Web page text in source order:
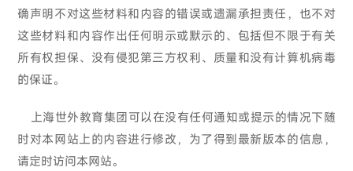
确声明不对这些材料和内容的错误或遗漏承担责任，也不对
这些材料和内容作出任何明示或默示的、包括但不限于有关
所有权担保、没有侵犯第三方权利、质量和没有计算机病毒
的保证。
上海世外教育集团可以在没有任何通知或提示的情况下随
时对本网站上的内容进行修改，为了得到最新版本的信息，
请定时访问本网站。